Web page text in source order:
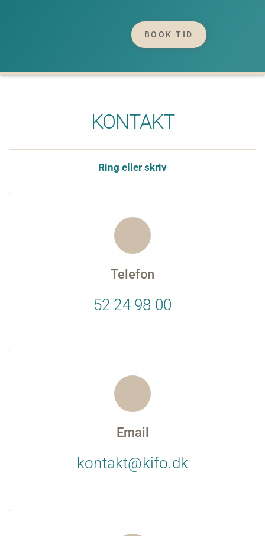
BOOK TID
KONTAKT
Ring eller skriv
Telefon
52 24 98 00
Email
kontakt@kifo.dk